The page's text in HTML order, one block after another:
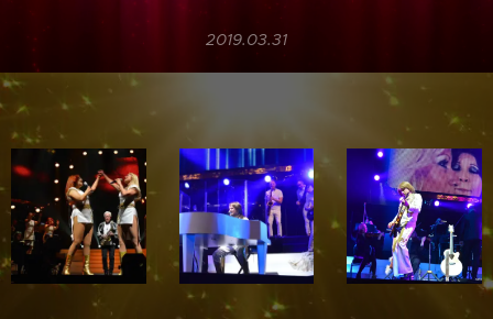
2019.03.31